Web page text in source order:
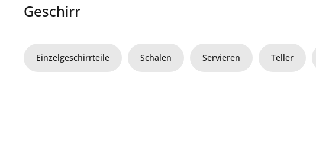
Geschirr
Einzelgeschirrteile Schalen Servieren Teller